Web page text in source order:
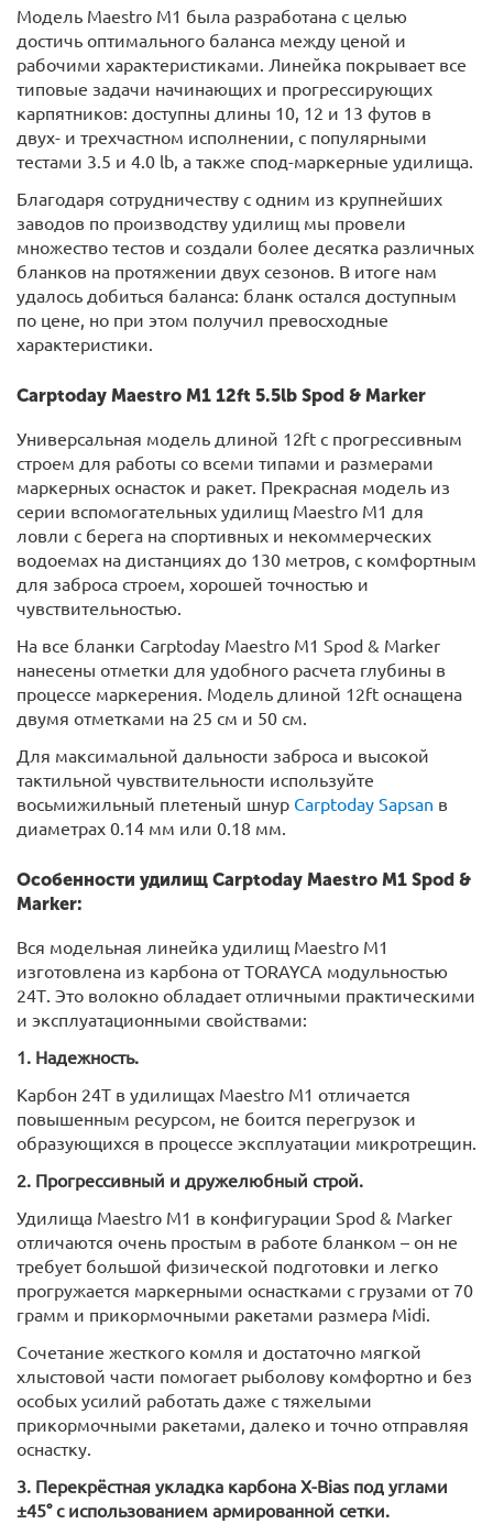
Модель Maestro M1 была разработана с целью
достичь оптимального баланса между ценой и
рабочими характеристиками. Линейка покрывает все
типовые задачи начинающих и прогрессирующих
карпятников: доступны длины 10, 12 и 13 футов в
двух- и трехчастном исполнении, с популярными
тестами 3.5 и 4.0 lb, а также спод-маркерные удилища.
Благодаря сотрудничеству с одним из крупнейших
заводов по производству удилищ мы провели
множество тестов и создали более десятка различных
бланков на протяжении двух сезонов. В итоге нам
удалось добиться баланса: бланк остался доступным
по цене, но при этом получил превосходные
характеристики.
Carptoday Maestro M1 12ft 5.5lb Spod & Marker
Универсальная модель длиной 12ft с прогрессивным
строем для работы со всеми типами и размерами
маркерных оснасток и ракет. Прекрасная модель из
серии вспомогательных удилищ Maestro M1 для
ловли с берега на спортивных и некоммерческих
водоемах на дистанциях до 130 метров, с комфортным
для заброса строем, хорошей точностью и
чувствительностью.
На все бланки Carptoday Maestro М1 Spod & Marker
нанесены отметки для удобного расчета глубины в
процессе маркерения. Модель длиной 12ft оснащена
двумя отметками на 25 см и 50 см.
Для максимальной дальности заброса и высокой
тактильной чувствительности используйте
восьмижильный плетеный шнур Carptoday Sapsan в
диаметрах 0.14 мм или 0.18 мм.
Особенности удилищ Carptoday Maestro M1 Spod &
Marker:
Вся модельная линейка удилищ Maestro M1
изготовлена из карбона от TORAYCA модульностью
24Т. Это волокно обладает отличными практическими
и эксплуатационными свойствами:
1. Надежность.
Карбон 24Т в удилищах Maestro M1 отличается
повышенным ресурсом, не боится перегрузок и
образующихся в процессе эксплуатации микротрещин.
2. Прогрессивный и дружелюбный строй.
Удилища Maestro М1 в конфигурации Spod & Marker
отличаются очень простым в работе бланком – он не
требует большой физической подготовки и легко
прогружается маркерными оснастками с грузами от 70
грамм и прикормочными ракетами размера Midi.
Сочетание жесткого комля и достаточно мягкой
хлыстовой части помогает рыболову комфортно и без
особых усилий работать даже с тяжелыми
прикормочными ракетами, далеко и точно отправляя
оснастку.
3. Перекрёстная укладка карбона X-Bias под углами
±45° с использованием армированной сетки.